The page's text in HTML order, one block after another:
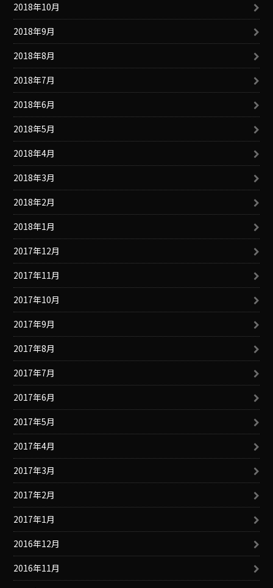
2018年10月
2018年9月
2018年8月
2018年7月
2018年6月
2018年5月
2018年4月
2018年3月
2018年2月
2018年1月
2017年12月
2017年11月
2017年10月
2017年9月
2017年8月
2017年7月
2017年6月
2017年5月
2017年4月
2017年3月
2017年2月
2017年1月
2016年12月
2016年11月